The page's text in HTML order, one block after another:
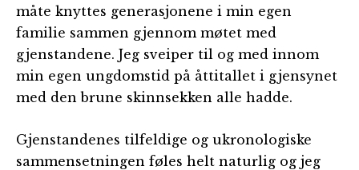
måte knyttes generasjonene i min egen
familie sammen gjennom møtet med
gjenstandene. Jeg sveiper til og med innom
min egen ungdomstid på åttitallet i gjensynet
med den brune skinnsekken alle hadde.
Gjenstandenes tilfeldige og ukronologiske
sammensetningen føles helt naturlig og jeg